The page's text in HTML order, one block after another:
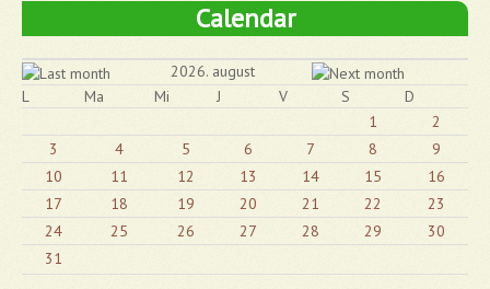
Calendar
2026. august
L
Ma Mi J V S
D
1
2
3
4 5 6 7 8
9
10
11 12 13 14 15
16
17
18 19 20 21 22
23
24
25 26 27 28 29
30
31